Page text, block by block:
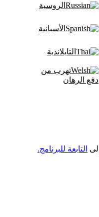
الروسية
الأسبانية
التايلاندية
تهرب من
دفع الرهان
التابعة للبرنامج.